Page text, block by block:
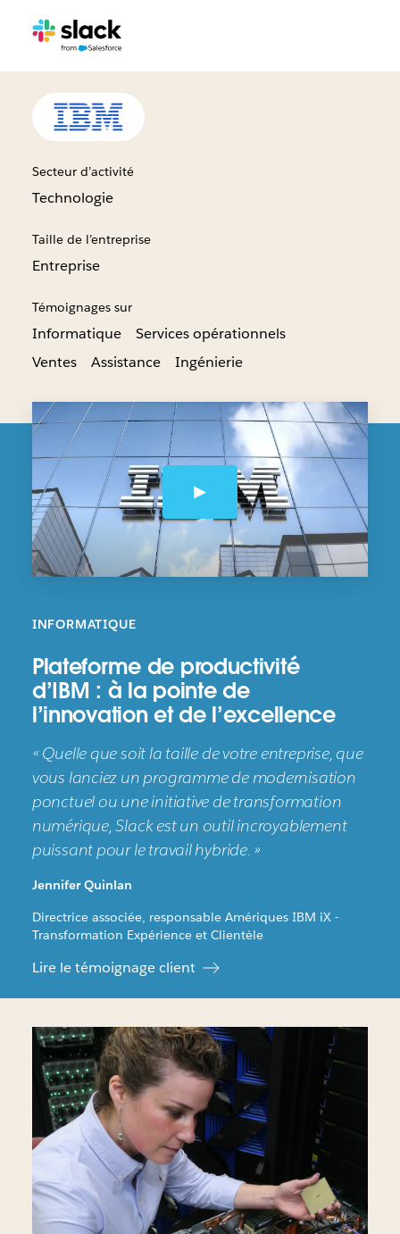
Secteur d’activité
Technologie
Taille de l’entreprise
Entreprise
Témoignages sur
Informatique
Services opérationnels
Ventes
Assistance Ingénierie
INFORMATIQUE
Plateforme de productivité
d’IBM : à la pointe de
l’innovation et de l’excellence
« Quelle que soit la taille de votre entreprise, que
vous lanciez un programme de modernisation
ponctuel ou une initiative de transformation
numérique, Slack est un outil incroyablement
puissant pour le travail hybride. »
Jennifer Quinlan
Directrice associée, responsable Amériques IBM iX -
Transformation Expérience et Clientèle
Lire le témoignage client